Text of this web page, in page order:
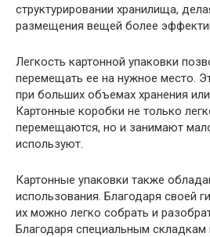
структурировании хранилища,
размещения вещей более
Легкость картонной упаковки
перемещать ее на нужное место.
при больших объемах хранения
Картонные коробки не только
перемещаются, но и занимают
используют.
Картонные упаковки также
использования. Благодаря своей
их можно легко собрать и
Благодаря специальным складкам